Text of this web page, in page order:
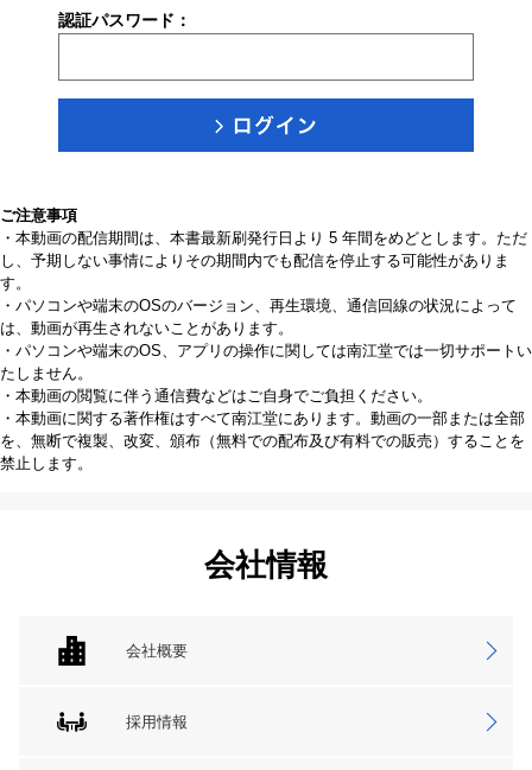
認証パスワード：
ご注意事項
・本動画の配信期間は、本書最新刷発行日より 5 年間をめどとします。ただ
し、予期しない事情によりその期間内でも配信を停止する可能性がありま
す。
・パソコンや端末のOSのバージョン、再生環境、通信回線の状況によって
は、動画が再生されないことがあります。
・パソコンや端末のOS、アプリの操作に関しては南江堂では一切サポートい
たしません。
・本動画の閲覧に伴う通信費などはご自身でご負担ください。
・本動画に関する著作権はすべて南江堂にあります。動画の一部または全部
を、無断で複製、改変、頒布（無料での配布及び有料での販売）することを
禁止します。
会社情報
会社概要
採用情報